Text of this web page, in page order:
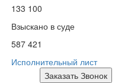
133 100
Взыскано в суде
587 421
Исполнительный лист
Заказать Звонок